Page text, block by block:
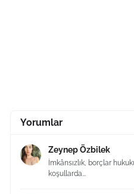
Yorumlar
Zeynep Özbilek
İmkânsızlık, borçlar
koşullarda...